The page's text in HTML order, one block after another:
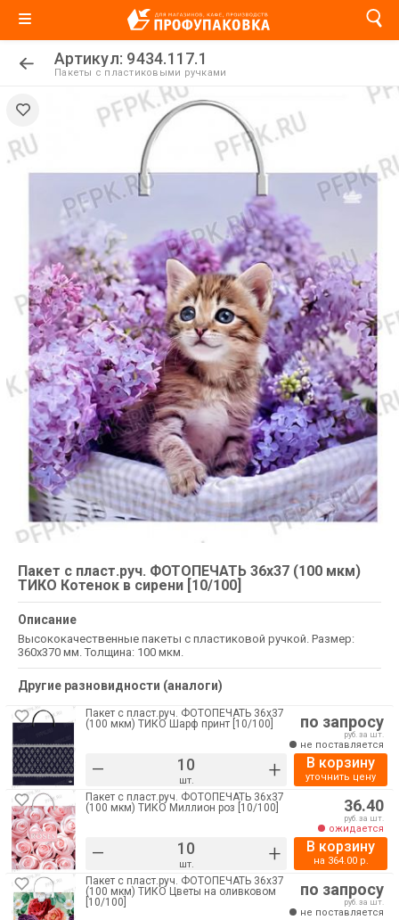
Артикул: 9434.117.1
Пакеты с пластиковыми ручками
Пакет с пласт.руч. ФОТОПЕЧАТЬ 36х37 (100 мкм)
ТИКО Котенок в сирени [10/100]
Описание
Высококачественные пакеты с пластиковой ручкой. Размер:
360х370 мм. Толщина: 100 мкм.
Другие разновидности (аналоги)
Пакет с пласт.руч. ФОТОПЕЧАТЬ 36х37
(100 мкм) ТИКО Шарф принт [10/100]
– шт. +
по запросу
руб. за шт.
не поставляется
В корзину
уточнить цену
Пакет с пласт.руч. ФОТОПЕЧАТЬ 36х37
(100 мкм) ТИКО Миллион роз [10/100]
– шт. +
36.40
руб. за шт.
ожидается
В корзину
на 364.00р.
Пакет с пласт.руч. ФОТОПЕЧАТЬ 36х37
(100 мкм) ТИКО Цветы на оливковом
[10/100]
по запросу
руб. за шт.
не поставляется